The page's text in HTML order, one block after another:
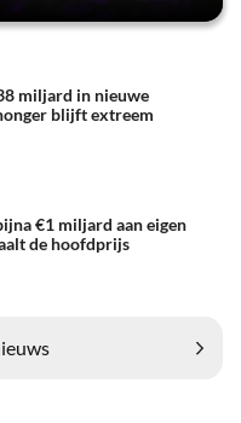
miljard in nieuwe
blijft extreem
€1 miljard aan eigen
de hoofdprijs